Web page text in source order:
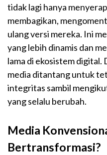
tidak lagi hanya
membagikan,
ulang versi mereka. Ini
yang lebih dinamis dan
lama di ekosistem digital.
media ditantang untuk
integritas sambil
yang selalu berubah.
Media
Bertransformasi?